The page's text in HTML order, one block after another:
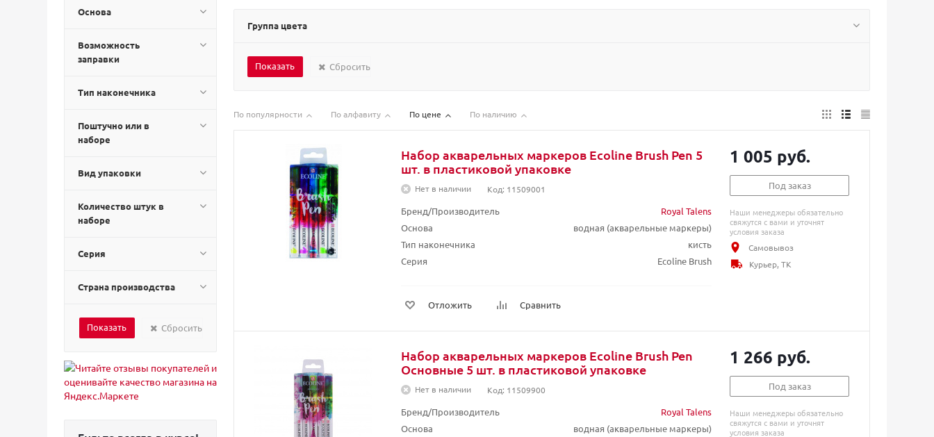
Основа
Возможность
заправки
Тип наконечника
Поштучно или в
наборе
Вид упаковки
Количество штук в
наборе
Серия
Страна производства
Сбросить
Группа цвета
Сбросить
По популярности По алфавиту По цене По наличию
Набор акварельных маркеров Ecoline Brush Pen 5
шт. в пластиковой упаковке
Нет в наличии Код: 11509001
Бренд/Производитель
Royal Talens
Основа
водная (акварельные маркеры)
Тип наконечника
кисть
Серия
Ecoline Brush
Отложить Сравнить
1 005 руб.
Под заказ
Наши менеджеры обязательно
свяжутся с вами и уточнят
условия заказа
Самовывоз
Курьер, ТК
Набор акварельных маркеров Ecoline Brush Pen
Основные 5 шт. в пластиковой упаковке
Нет в наличии Код: 11509900
Бренд/Производитель
Royal Talens
Основа
водная (акварельные маркеры)
1 266 руб.
Под заказ
Наши менеджеры обязательно
свяжутся с вами и уточнят
условия заказа